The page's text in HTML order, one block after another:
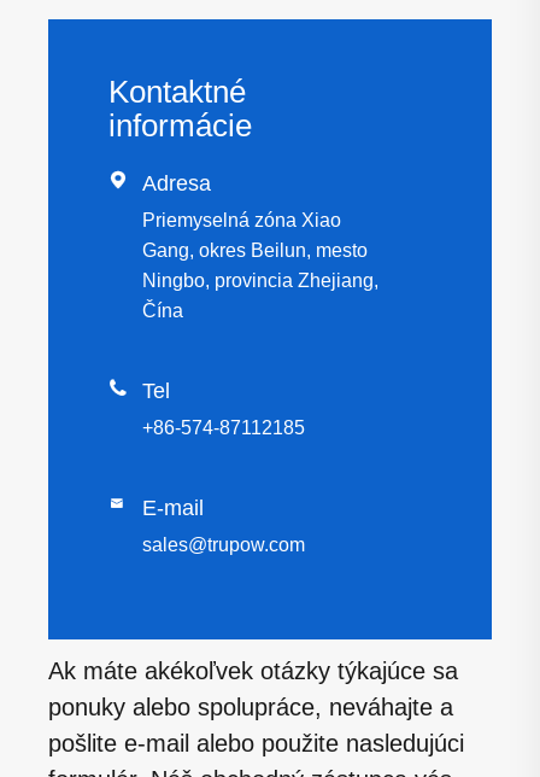
Kontaktné
informácie
 Adresa
Priemyselná zóna Xiao
Gang, okres Beilun, mesto
Ningbo, provincia Zhejiang,
Čína
 Tel
+86-574-87112185
 E-mail
sales@trupow.com
Ak máte akékoľvek otázky týkajúce sa
ponuky alebo spolupráce, neváhajte a
pošlite e-mail alebo použite nasledujúci